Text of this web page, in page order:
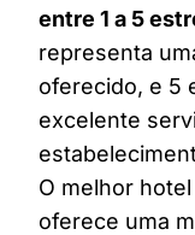
entre 1 a 5
representa
oferecido, e 5
excelente
O melhor
oferece uma